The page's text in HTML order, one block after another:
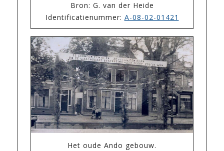
Bron: G. van der Heide
Identificatienummer: A-08-02-01421
Het oude Ando gebouw.